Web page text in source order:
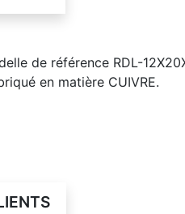
de référence RDL-
en matière CUIVRE.